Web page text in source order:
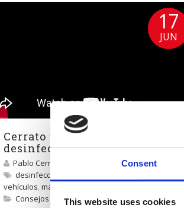
Consent
This website uses cookies
17
JUN
Cerrato toma medidas para la
desinfección de toda la flota
Pablo Cerrato
desinfección Covid-19
vehículos, máquinas de ozono
Consejos y opinión ,Sobre Cerrato